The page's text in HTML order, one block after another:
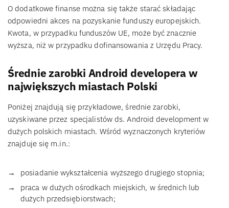
O dodatkowe finanse można się także starać składając
odpowiedni akces na pozyskanie funduszy europejskich.
Kwota, w przypadku funduszów UE, może być znacznie
wyższa, niż w przypadku dofinansowania z Urzędu Pracy.
Średnie zarobki Android developera w
największych miastach Polski
Poniżej znajdują się przykładowe, średnie zarobki,
uzyskiwane przez specjalistów ds. Android development w
dużych polskich miastach. Wśród wyznaczonych kryteriów
znajduje się m.in.:
posiadanie wykształcenia wyższego drugiego stopnia;
praca w dużych ośrodkach miejskich, w średnich lub
dużych przedsiębiorstwach;